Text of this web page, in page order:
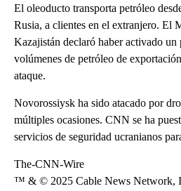
El oleoducto transporta petróleo
Rusia, a clientes en el extranjero. El
Kazajistán declaró haber activado
volúmenes de petróleo de
ataque.
Novorossiysk ha sido atacado por
múltiples ocasiones. CNN se ha
servicios de seguridad ucranianos
The-CNN-Wire
™ & © 2025 Cable News Network,